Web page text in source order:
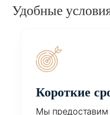
Удобные
Короткие
Мы предоставим